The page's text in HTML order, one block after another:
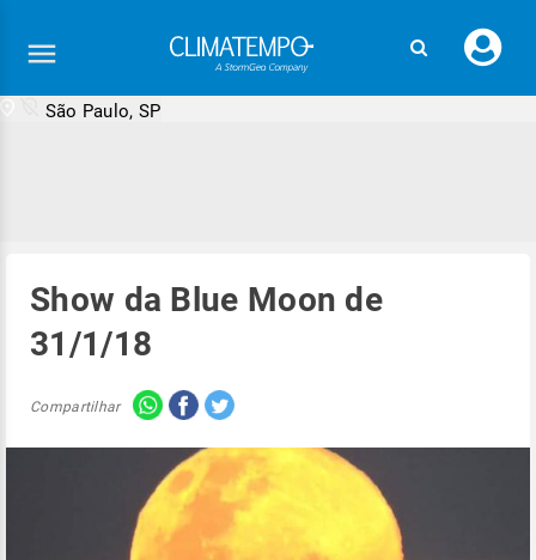
seu
São Paulo, SP
Show da Blue Moon de
31/1/18
Compartilhar